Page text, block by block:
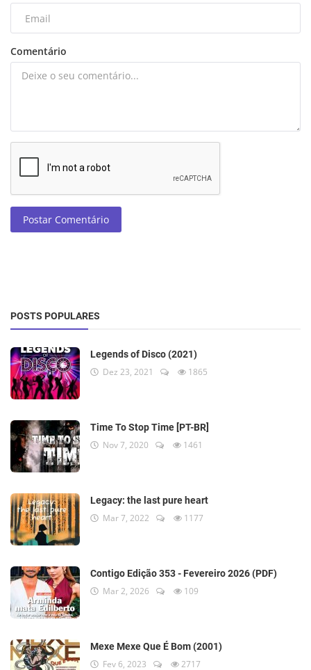
Comentário
Postar Comentário
POSTS POPULARES
Legends of Disco (2021)
Dez 23, 2021 1865
Time To Stop Time [PT-BR]
Nov 7, 2020 1461
Legacy: the last pure heart
Mar 7, 2022 1177
Contigo Edição 353 - Fevereiro 2026 (PDF)
Mar 2, 2026 109
Mexe Mexe Que É Bom (2001)
Fev 6, 2023 2717